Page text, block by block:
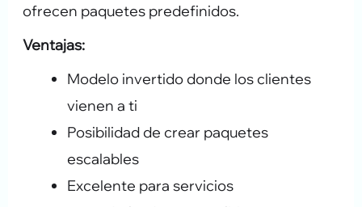
ofrecen paquetes predefinidos.
Ventajas:
Modelo invertido donde los clientes
vienen a ti
Posibilidad de crear paquetes
escalables
Excelente para servicios